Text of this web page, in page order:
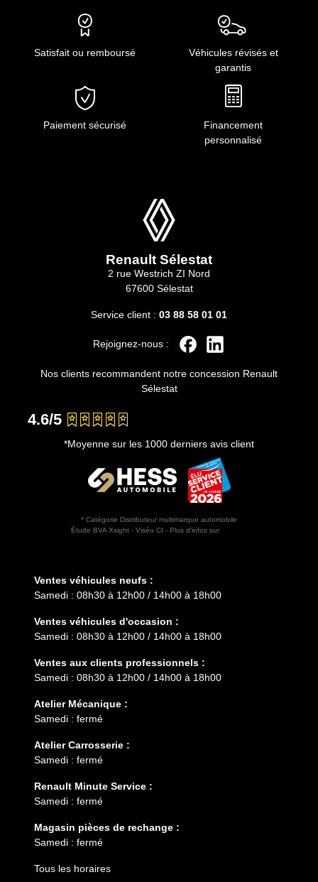
Satisfait ou remboursé
Véhicules révisés et
garantis
Paiement sécurisé
Financement
personnalisé
Renault Sélestat
2 rue Westrich ZI Nord
67600 Sélestat
Service client : 03 88 58 01 01
Rejoignez-nous :
Nos clients recommandent notre concession Renault
Sélestat
4.6/5
*Moyenne sur les 1000 derniers avis client
* Catégorie Distributeur multimarque automobile
Étude BVA Xsight - Viséo CI - Plus d’infos sur
Ventes véhicules neufs :
Samedi : 08h30 à 12h00 / 14h00 à 18h00
Ventes véhicules d'occasion :
Samedi : 08h30 à 12h00 / 14h00 à 18h00
Ventes aux clients professionnels :
Samedi : 08h30 à 12h00 / 14h00 à 18h00
Atelier Mécanique :
Samedi : fermé
Atelier Carrosserie :
Samedi : fermé
Renault Minute Service :
Samedi : fermé
Magasin pièces de rechange :
Samedi : fermé
Tous les horaires